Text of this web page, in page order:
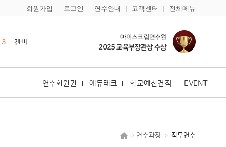
회원가입 로그인 연수안내 고객센터 전체메뉴
영어
4
듀오링고
연수회원권 에듀테크 학교예산견적 EVENT
> 연수과정 > 직무연수